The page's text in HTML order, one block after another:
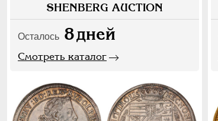
SHENBERG AUCTION
Осталось 8дней
Смотреть каталог